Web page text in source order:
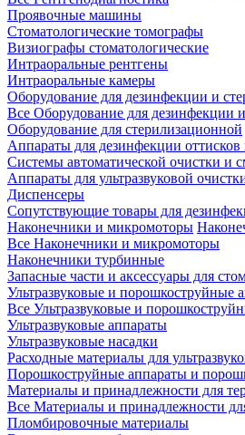
Проявочные машины
Стоматологические томографы
Визиографы стоматологические
Интраоральные рентгены
Интраоральные камеры
Оборудование для дезинфекции и
Все Оборудование для дезинфекции
Оборудование для стерилизационной
Аппараты для дезинфекции оттисков
Системы автоматической очистки и
Аппараты для ультразвуковой
Диспенсеры
Сопутствующие товары для
Наконечники и микромоторы
Все Наконечники и микромоторы
Наконечники турбинные
Запасные части и аксессуары для
Ультразвуковые и порошкоструйные
Все Ультразвуковые и
Ультразвуковые аппараты
Ультразвуковые насадки
Расходные материалы для
Порошкоструйные аппараты и
Материалы и принадлежности для
Все Материалы и принадлежности
Пломбировочные материалы